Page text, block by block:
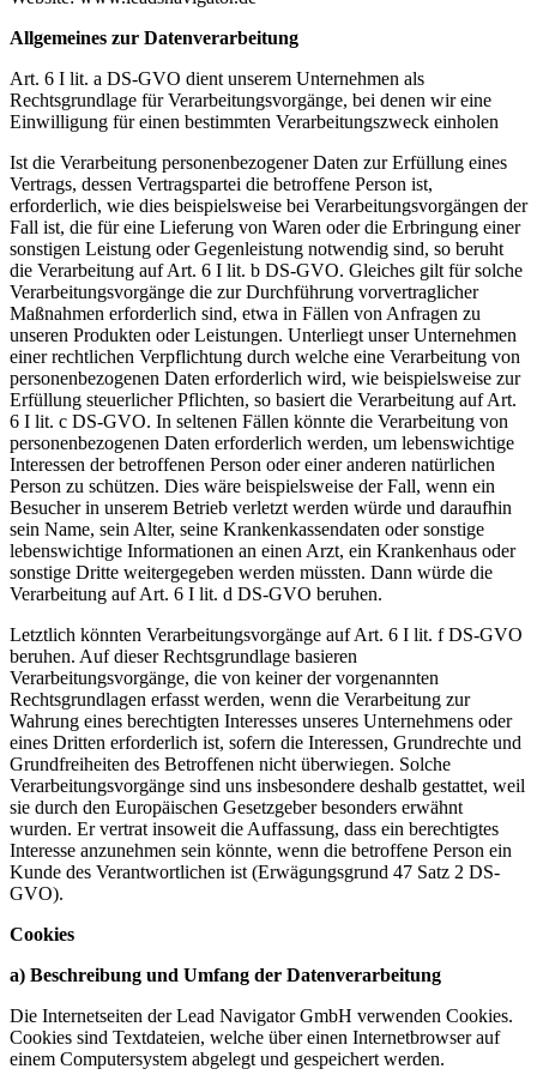
Allgemeines zur Datenverarbeitung
Art. 6 I lit. a DS-GVO dient unserem Unternehmen als
Rechtsgrundlage für Verarbeitungsvorgänge, bei denen wir eine
Einwilligung für einen bestimmten Verarbeitungszweck einholen
Ist die Verarbeitung personenbezogener Daten zur Erfüllung eines
Vertrags, dessen Vertragspartei die betroffene Person ist,
erforderlich, wie dies beispielsweise bei Verarbeitungsvorgängen der
Fall ist, die für eine Lieferung von Waren oder die Erbringung einer
sonstigen Leistung oder Gegenleistung notwendig sind, so beruht
die Verarbeitung auf Art. 6 I lit. b DS-GVO. Gleiches gilt für solche
Verarbeitungsvorgänge die zur Durchführung vorvertraglicher
Maßnahmen erforderlich sind, etwa in Fällen von Anfragen zu
unseren Produkten oder Leistungen. Unterliegt unser Unternehmen
einer rechtlichen Verpflichtung durch welche eine Verarbeitung von
personenbezogenen Daten erforderlich wird, wie beispielsweise zur
Erfüllung steuerlicher Pflichten, so basiert die Verarbeitung auf Art.
6 I lit. c DS-GVO. In seltenen Fällen könnte die Verarbeitung von
personenbezogenen Daten erforderlich werden, um lebenswichtige
Interessen der betroffenen Person oder einer anderen natürlichen
Person zu schützen. Dies wäre beispielsweise der Fall, wenn ein
Besucher in unserem Betrieb verletzt werden würde und daraufhin
sein Name, sein Alter, seine Krankenkassendaten oder sonstige
lebenswichtige Informationen an einen Arzt, ein Krankenhaus oder
sonstige Dritte weitergegeben werden müssten. Dann würde die
Verarbeitung auf Art. 6 I lit. d DS-GVO beruhen.
Letztlich könnten Verarbeitungsvorgänge auf Art. 6 I lit. f DS-GVO
beruhen. Auf dieser Rechtsgrundlage basieren
Verarbeitungsvorgänge, die von keiner der vorgenannten
Rechtsgrundlagen erfasst werden, wenn die Verarbeitung zur
Wahrung eines berechtigten Interesses unseres Unternehmens oder
eines Dritten erforderlich ist, sofern die Interessen, Grundrechte und
Grundfreiheiten des Betroffenen nicht überwiegen. Solche
Verarbeitungsvorgänge sind uns insbesondere deshalb gestattet, weil
sie durch den Europäischen Gesetzgeber besonders erwähnt
wurden. Er vertrat insoweit die Auffassung, dass ein berechtigtes
Interesse anzunehmen sein könnte, wenn die betroffene Person ein
Kunde des Verantwortlichen ist (Erwägungsgrund 47 Satz 2 DS-
GVO).
Cookies
a) Beschreibung und Umfang der Datenverarbeitung
Die Internetseiten der Lead Navigator GmbH verwenden Cookies.
Cookies sind Textdateien, welche über einen Internetbrowser auf
einem Computersystem abgelegt und gespeichert werden.